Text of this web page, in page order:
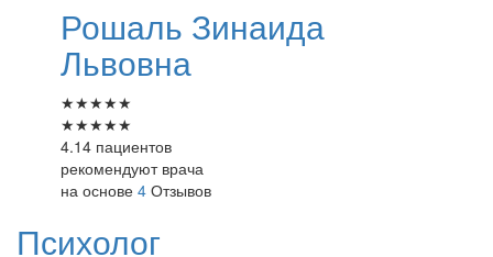
Рошаль Зинаида
Львовна
★★★★★
★★★★★
4.14 пациентов
рекомендуют врача
на основе 4 Отзывов
Психолог